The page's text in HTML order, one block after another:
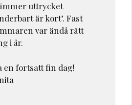
uttrycket
är kort’. Fast
var ändå rätt
i år.
en fortsatt fin dag!